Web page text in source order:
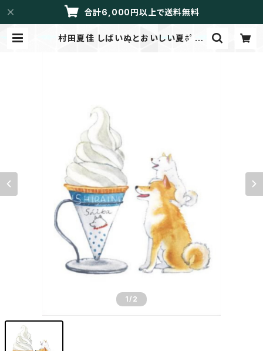
合計6,000円以上で送料無料
村田夏佳 しばいぬとおいしい夏ﾎﾟｽﾄ
1 /2